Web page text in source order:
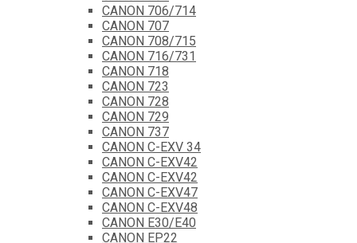
CANON 706/714
CANON 707
CANON 708/715
CANON 716/731
CANON 718
CANON 723
CANON 728
CANON 729
CANON 737
CANON C-EXV 34
CANON C-EXV42
CANON C-EXV42
CANON C-EXV47
CANON C-EXV48
CANON E30/E40
CANON EP22